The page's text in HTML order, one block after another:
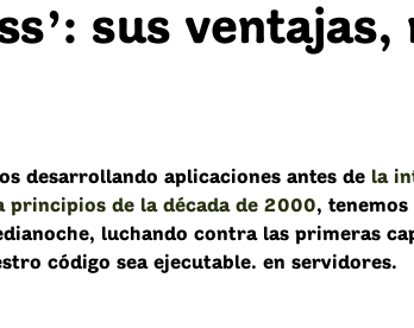
sus ventajas,
desarrollando aplicaciones antes de la
principios de la década de 2000,
luchando contra las primeras
código sea ejecutable. en servidores.